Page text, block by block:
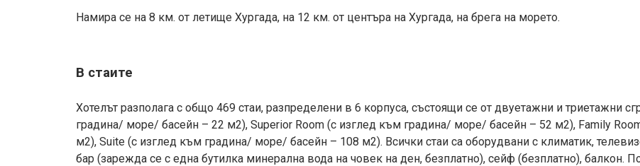
Намира се на 8 км. от летище Хургада, на 12 км. от центъра на Хургада, на брега на морето.
В стаите
Хотелът разполага с общо 469 стаи, разпределени в 6 корпуса, състоящи се от двуетажни и триетажни
градина/ море/ басейн – 22 м2), Superior Room (с изглед към градина/ море/ басейн – 52 м2), Family
м2), Suite (с изглед към градина/ море/ басейн – 108 м2). Всички стаи са оборудвани с климатик,
бар (зарежда се с една бутилка минерална вода на човек на ден, безплатно), сейф (безплатно), балкон.